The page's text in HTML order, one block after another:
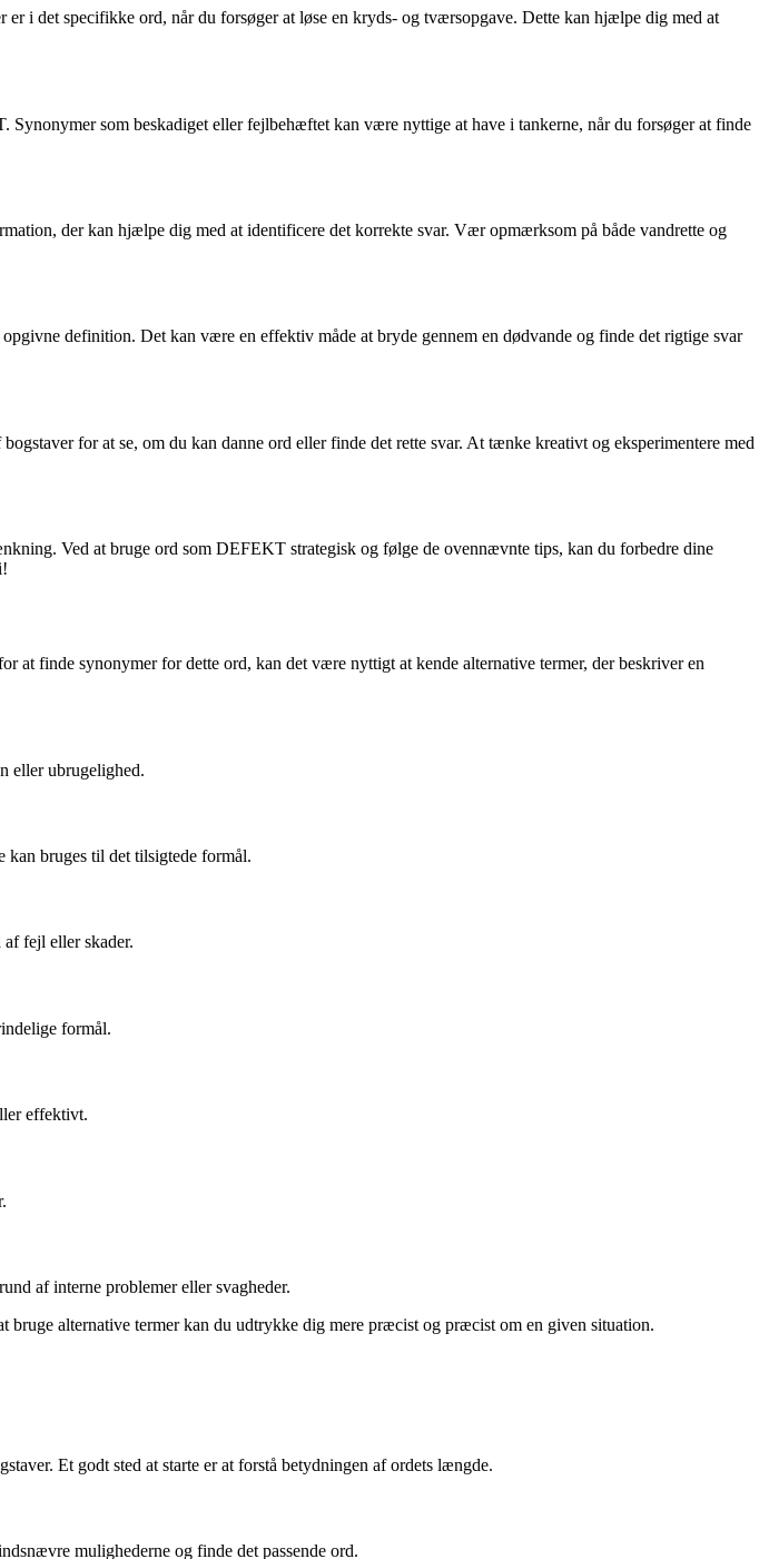
i det specifikke ord, når du forsøger at løse en kryds- og tværsopgave. Dette kan hjælpe dig med at
som beskadiget eller fejlbehæftet kan være nyttige at have i tankerne, når du forsøger at finde
der kan hjælpe dig med at identificere det korrekte svar. Vær opmærksom på både vandrette og
definition. Det kan være en effektiv måde at bryde gennem en dødvande og finde det rigtige svar
for at se, om du kan danne ord eller finde det rette svar. At tænke kreativt og eksperimentere med
Ved at bruge ord som DEFEKT strategisk og følge de ovennævnte tips, kan du forbedre dine
at finde synonymer for dette ord, kan det være nyttigt at kende alternative termer, der beskriver en
eller ubrugelighed.
kan bruges til det tilsigtede formål.
fejl eller skader.
formål.
effektivt.
af interne problemer eller svagheder.
alternative termer kan du udtrykke dig mere præcist og præcist om en given situation.
Et godt sted at starte er at forstå betydningen af ordets længde.
mulighederne og finde det passende ord.